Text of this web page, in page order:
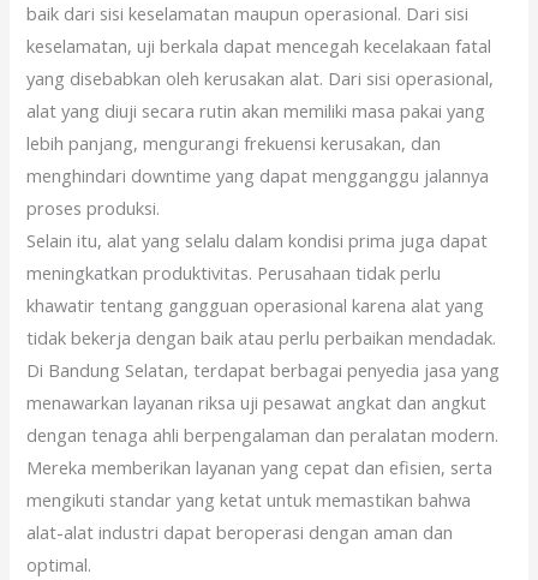
baik dari sisi keselamatan maupun operasional. Dari sisi
keselamatan, uji berkala dapat mencegah kecelakaan fatal
yang disebabkan oleh kerusakan alat. Dari sisi operasional,
alat yang diuji secara rutin akan memiliki masa pakai yang
lebih panjang, mengurangi frekuensi kerusakan, dan
menghindari downtime yang dapat mengganggu jalannya
proses produksi.
Selain itu, alat yang selalu dalam kondisi prima juga dapat
meningkatkan produktivitas. Perusahaan tidak perlu
khawatir tentang gangguan operasional karena alat yang
tidak bekerja dengan baik atau perlu perbaikan mendadak.
Di Bandung Selatan, terdapat berbagai penyedia jasa yang
menawarkan layanan riksa uji pesawat angkat dan angkut
dengan tenaga ahli berpengalaman dan peralatan modern.
Mereka memberikan layanan yang cepat dan efisien, serta
mengikuti standar yang ketat untuk memastikan bahwa
alat-alat industri dapat beroperasi dengan aman dan
optimal.